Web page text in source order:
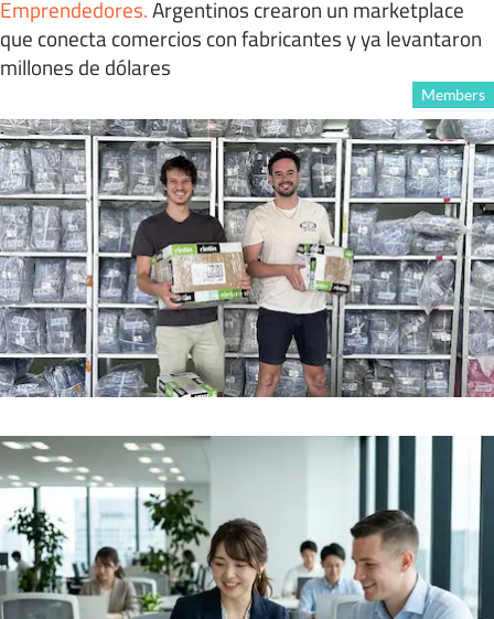
Emprendedores.Argentinos crearon un marketplace
que conecta comercios con fabricantes y ya levantaron
millones de dólares
Members